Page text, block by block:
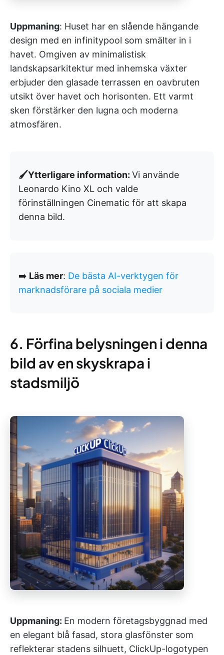
Uppmaning: Huset har en slående hängande
design med en infinitypool som smälter in i
havet. Omgiven av minimalistisk
landskapsarkitektur med inhemska växter
erbjuder den glasade terrassen en oavbruten
utsikt över havet och horisonten. Ett varmt
sken förstärker den lugna och moderna
atmosfären.
🖌️Ytterligare information: Vi använde
Leonardo Kino XL och valde
förinställningen Cinematic för att skapa
denna bild.
➡️ Läs mer: De bästa AI-verktygen för
marknadsförare på sociala medier
6. Förfina belysningen i denna
bild av en skyskrapa i
stadsmiljö
Uppmaning: En modern företagsbyggnad med
en elegant blå fasad, stora glasfönster som
reflekterar stadens silhuett, ClickUp-logotypen